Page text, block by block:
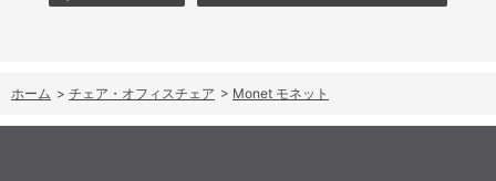
ホーム > チェア・オフィスチェア > Monet モネット